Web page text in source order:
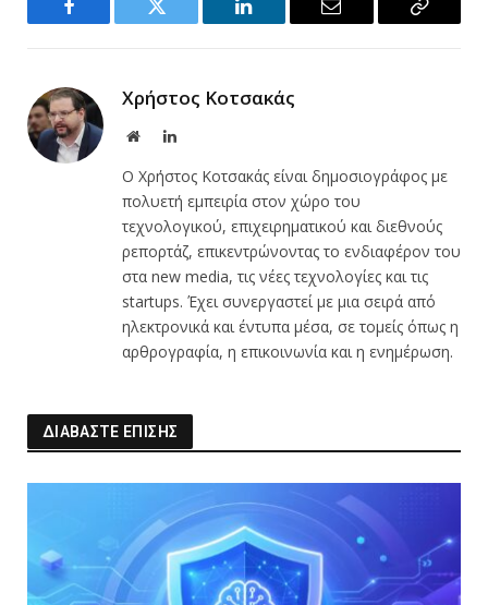
Facebook Twitter LinkedIn Email
Copy
Χρήστος Κοτσακάς
WebsiteLinkedIn
Ο Χρήστος Κοτσακάς είναι δημοσιογράφος με
πολυετή εμπειρία στον χώρο του
τεχνολογικού, επιχειρηματικού και διεθνούς
ρεπορτάζ, επικεντρώνοντας το ενδιαφέρον του
στα new media, τις νέες τεχνολογίες και τις
startups. Έχει συνεργαστεί με μια σειρά από
ηλεκτρονικά και έντυπα μέσα, σε τομείς όπως η
αρθρογραφία, η επικοινωνία και η ενημέρωση.
ΔΙΑΒΑΣΤΕ ΕΠΙΣΗΣ